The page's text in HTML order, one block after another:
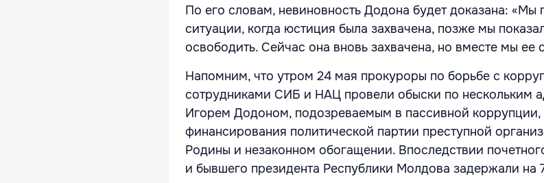
По его словам, невиновность Додона будет доказана: «Мы
ситуации, когда юстиция была захвачена, позже мы
освободить. Сейчас она вновь захвачена, но вместе мы ее
Напомним, что утром 24 мая прокуроры по борьбе с
сотрудниками СИБ и НАЦ провели обыски по нескольким
Игорем Додоном, подозреваемым в пассивной коррупции,
финансирования политической партии преступной
Родины и незаконном обогащении. Впоследствии
и бывшего президента Республики Молдова задержали на